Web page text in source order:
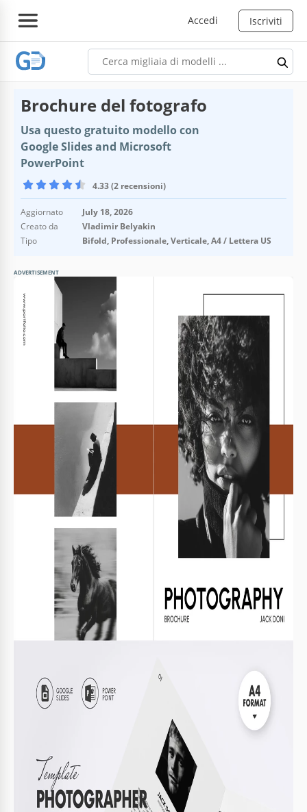
Accedi Iscriviti
Brochure del fotografo
Usa questo gratuito modello con
Google Slides and Microsoft
PowerPoint
4.33 (2 recensioni)
Aggiornato
July 18, 2026
Creato da
Vladimir Belyakin
Tipo
Bifold, Professionale, Verticale, A4 / Lettera US
ADVERTISEMENT